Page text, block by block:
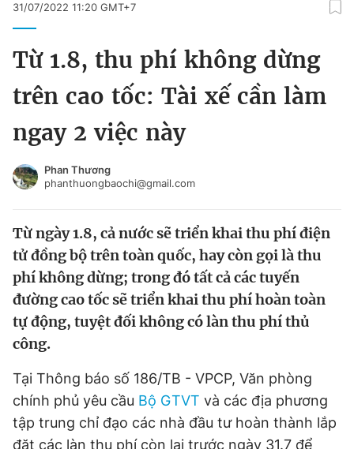
Chào ngày mới Tin 24h
Video Magazine
Sản phẩm khác
Tiện ích
Thông tin tòa soạn Liên hệ quảng cáo
Đổi mật khẩu
Tin đã lưu
Tin đã xem
Đăng xuất
31/07/2022 11:20 GMT+7
Từ 1.8, thu phí không dừng
trên cao tốc: Tài xế cần làm
ngay 2 việc này
Phan Thương
phanthuongbaochi@gmail.com
Từ ngày 1.8, cả nước sẽ triển khai thu phí điện
tử đồng bộ trên toàn quốc, hay còn gọi là thu
phí không dừng; trong đó tất cả các tuyến
đường cao tốc sẽ triển khai thu phí hoàn toàn
tự động, tuyệt đối không có làn thu phí thủ
công.
Tại Thông báo số 186/TB - VPCP, Văn phòng
chính phủ yêu cầu Bộ GTVT và các địa phương
tập trung chỉ đạo các nhà đầu tư hoàn thành lắp
đặt các làn thu phí còn lại trước ngày 31.7 để